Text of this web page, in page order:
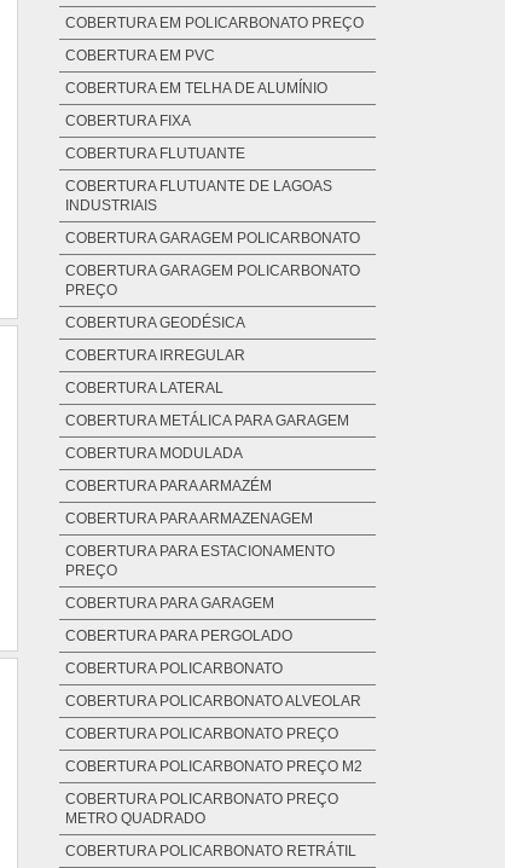
COBERTURA EM POLICARBONATO PREÇO
COBERTURA EM PVC
COBERTURA EM TELHA DE ALUMÍNIO
COBERTURA FIXA
COBERTURA FLUTUANTE
COBERTURA FLUTUANTE DE LAGOAS
INDUSTRIAIS
COBERTURA GARAGEM POLICARBONATO
COBERTURA GARAGEM POLICARBONATO
PREÇO
COBERTURA GEODÉSICA
COBERTURA IRREGULAR
COBERTURA LATERAL
COBERTURA METÁLICA PARA GARAGEM
COBERTURA MODULADA
COBERTURA PARA ARMAZÉM
COBERTURA PARA ARMAZENAGEM
COBERTURA PARA ESTACIONAMENTO
PREÇO
COBERTURA PARA GARAGEM
COBERTURA PARA PERGOLADO
COBERTURA POLICARBONATO
COBERTURA POLICARBONATO ALVEOLAR
COBERTURA POLICARBONATO PREÇO
COBERTURA POLICARBONATO PREÇO M2
COBERTURA POLICARBONATO PREÇO
METRO QUADRADO
COBERTURA POLICARBONATO RETRÁTIL